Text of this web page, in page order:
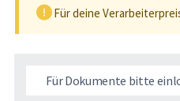
Für deine
Für Dokumente bitte